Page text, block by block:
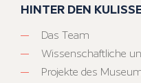
HINTER DEN
Das Team
Wissenschaftliche
Projekte des